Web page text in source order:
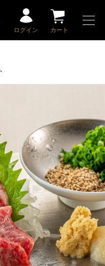
ログイン カート